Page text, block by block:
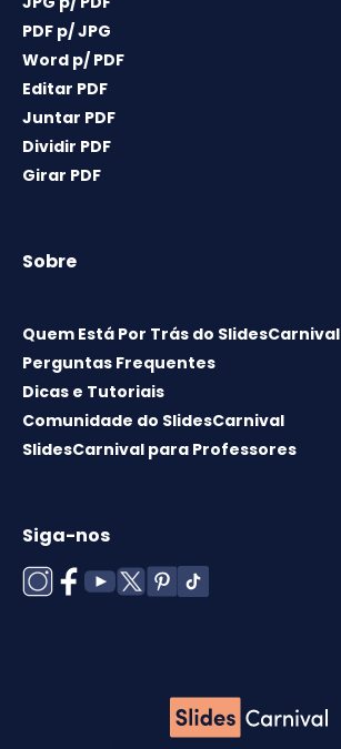
PDF p/ JPG
Word p/ PDF
Editar PDF
Juntar PDF
Dividir PDF
Girar PDF
Sobre
Quem Está Por Trás do SlidesCarnival
Perguntas Frequentes
Dicas e Tutoriais
Comunidade do SlidesCarnival
SlidesCarnival para Professores
Siga-nos